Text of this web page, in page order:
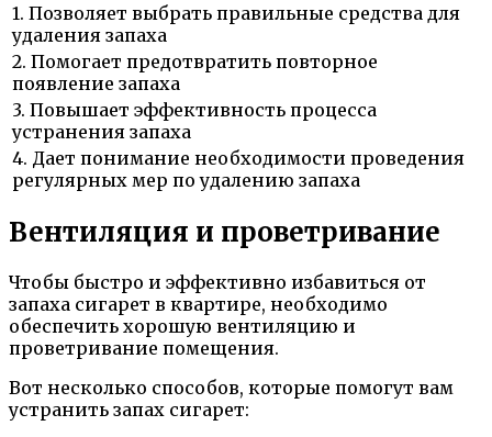
1. Позволяет выбрать правильные средства для
удаления запаха
2. Помогает предотвратить повторное
появление запаха
3. Повышает эффективность процесса
устранения запаха
4. Дает понимание необходимости проведения
регулярных мер по удалению запаха
Вентиляция и проветривание
Чтобы быстро и эффективно избавиться от
запаха сигарет в квартире, необходимо
обеспечить хорошую вентиляцию и
проветривание помещения.
Вот несколько способов, которые помогут вам
устранить запах сигарет: